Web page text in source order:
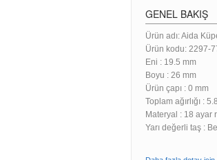
GENEL BAKIŞ
Ürün adı: Aida
Ürün kodu: 2297-
Eni : 19.5 mm
Boyu : 26 mm
Ürün çapı : 0 mm
Toplam ağırlığı :
Materyal : 18 ayar
Yarı değerli taş :